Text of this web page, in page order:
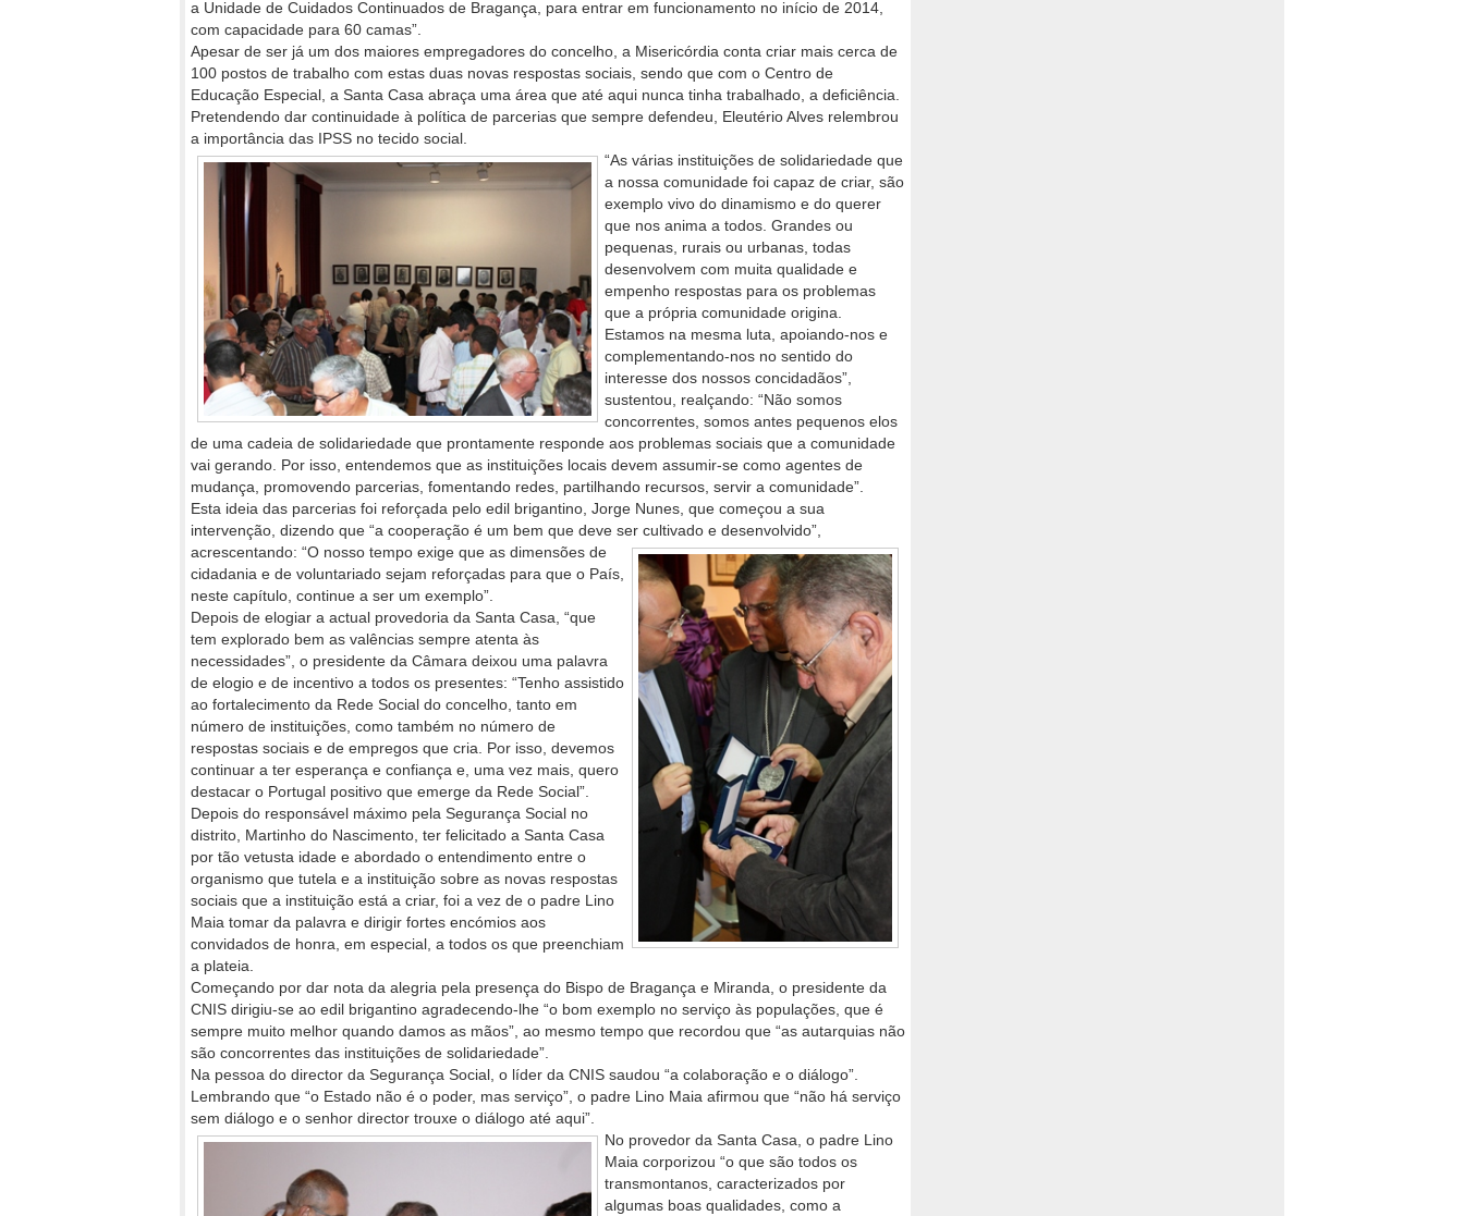
a Unidade de Cuidados Continuados de Bragança, para entrar em funcionamento no início de 2014,
com capacidade para 60 camas”.
Apesar de ser já um dos maiores empregadores do concelho, a Misericórdia conta criar mais cerca de
100 postos de trabalho com estas duas novas respostas sociais, sendo que com o Centro de
Educação Especial, a Santa Casa abraça uma área que até aqui nunca tinha trabalhado, a deficiência.
Pretendendo dar continuidade à política de parcerias que sempre defendeu, Eleutério Alves relembrou
a importância das IPSS no tecido social.
“As várias instituições de solidariedade que
a nossa comunidade foi capaz de criar, são
exemplo vivo do dinamismo e do querer
que nos anima a todos. Grandes ou
pequenas, rurais ou urbanas, todas
desenvolvem com muita qualidade e
empenho respostas para os problemas
que a própria comunidade origina.
Estamos na mesma luta, apoiando-nos e
complementando-nos no sentido do
interesse dos nossos concidadãos”,
sustentou, realçando: “Não somos
concorrentes, somos antes pequenos elos
de uma cadeia de solidariedade que prontamente responde aos problemas sociais que a comunidade
vai gerando. Por isso, entendemos que as instituições locais devem assumir-se como agentes de
mudança, promovendo parcerias, fomentando redes, partilhando recursos, servir a comunidade”.
Esta ideia das parcerias foi reforçada pelo edil brigantino, Jorge Nunes, que começou a sua
intervenção, dizendo que “a cooperação é um bem que deve ser cultivado e desenvolvido”,
acrescentando: “O nosso tempo exige que as dimensões de
cidadania e de voluntariado sejam reforçadas para que o País,
neste capítulo, continue a ser um exemplo”.
Depois de elogiar a actual provedoria da Santa Casa, “que
tem explorado bem as valências sempre atenta às
necessidades”, o presidente da Câmara deixou uma palavra
de elogio e de incentivo a todos os presentes: “Tenho assistido
ao fortalecimento da Rede Social do concelho, tanto em
número de instituições, como também no número de
respostas sociais e de empregos que cria. Por isso, devemos
continuar a ter esperança e confiança e, uma vez mais, quero
destacar o Portugal positivo que emerge da Rede Social”.
Depois do responsável máximo pela Segurança Social no
distrito, Martinho do Nascimento, ter felicitado a Santa Casa
por tão vetusta idade e abordado o entendimento entre o
organismo que tutela e a instituição sobre as novas respostas
sociais que a instituição está a criar, foi a vez de o padre Lino
Maia tomar da palavra e dirigir fortes encómios aos
convidados de honra, em especial, a todos os que preenchiam
a plateia.
Começando por dar nota da alegria pela presença do Bispo de Bragança e Miranda, o presidente da
CNIS dirigiu-se ao edil brigantino agradecendo-lhe “o bom exemplo no serviço às populações, que é
sempre muito melhor quando damos as mãos”, ao mesmo tempo que recordou que “as autarquias não
são concorrentes das instituições de solidariedade”.
Na pessoa do director da Segurança Social, o líder da CNIS saudou “a colaboração e o diálogo”.
Lembrando que “o Estado não é o poder, mas serviço”, o padre Lino Maia afirmou que “não há serviço
sem diálogo e o senhor director trouxe o diálogo até aqui”.
No provedor da Santa Casa, o padre Lino
Maia corporizou “o que são todos os
transmontanos, caracterizados por
algumas boas qualidades, como a